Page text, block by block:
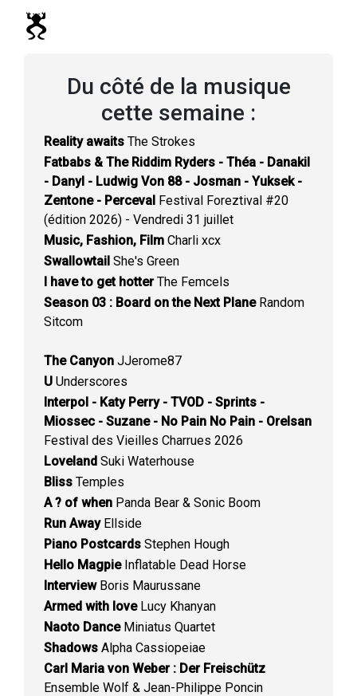
Du côté de la musique
cette semaine :
Reality awaits The Strokes
Fatbabs & The Riddim Ryders - Théa - Danakil
- Danyl - Ludwig Von 88 - Josman - Yuksek -
Zentone - Perceval Festival Foreztival #20
(édition 2026) - Vendredi 31 juillet
Music, Fashion, Film Charli xcx
Swallowtail She's Green
I have to get hotterThe Femcels
Season 03 : Board on the Next PlaneRandom
Sitcom
The Canyon JJerome87
U Underscores
Interpol - Katy Perry - TVOD - Sprints -
Miossec - Suzane - No Pain No Pain - Orelsan
Festival des Vieilles Charrues 2026
Loveland Suki Waterhouse
Bliss Temples
A ? of when Panda Bear & Sonic Boom
Run AwayEllside
Piano Postcards Stephen Hough
Hello MagpieInflatable Dead Horse
InterviewBoris Maurussane
Armed with loveLucy Khanyan
Naoto DanceMiniatus Quartet
Shadows Alpha Cassiopeiae
Carl Maria von Weber : Der Freischütz
Ensemble Wolf & Jean-Philippe Poncin